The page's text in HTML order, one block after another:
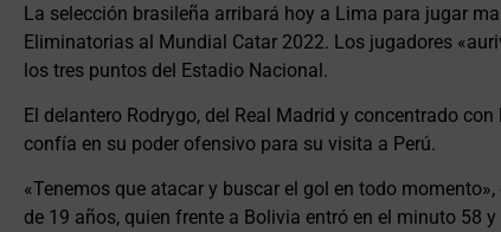
La selección brasileña arribará hoy a Lima para jugar
Eliminatorias al Mundial Catar 2022. Los jugadores
los tres puntos del Estadio Nacional.
El delantero Rodrygo, del Real Madrid y concentrado
confía en su poder ofensivo para su visita a Perú.
«Tenemos que atacar y buscar el gol en todo
de 19 años, quien frente a Bolivia entró en el minuto 58